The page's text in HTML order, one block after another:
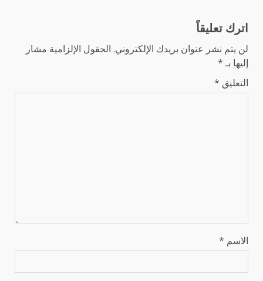
اترك تعليقاً
لن يتم نشر عنوان بريدك الإلكتروني. الحقول الإلزامية مشار
إليها بـ*
التعليق *
الاسم *